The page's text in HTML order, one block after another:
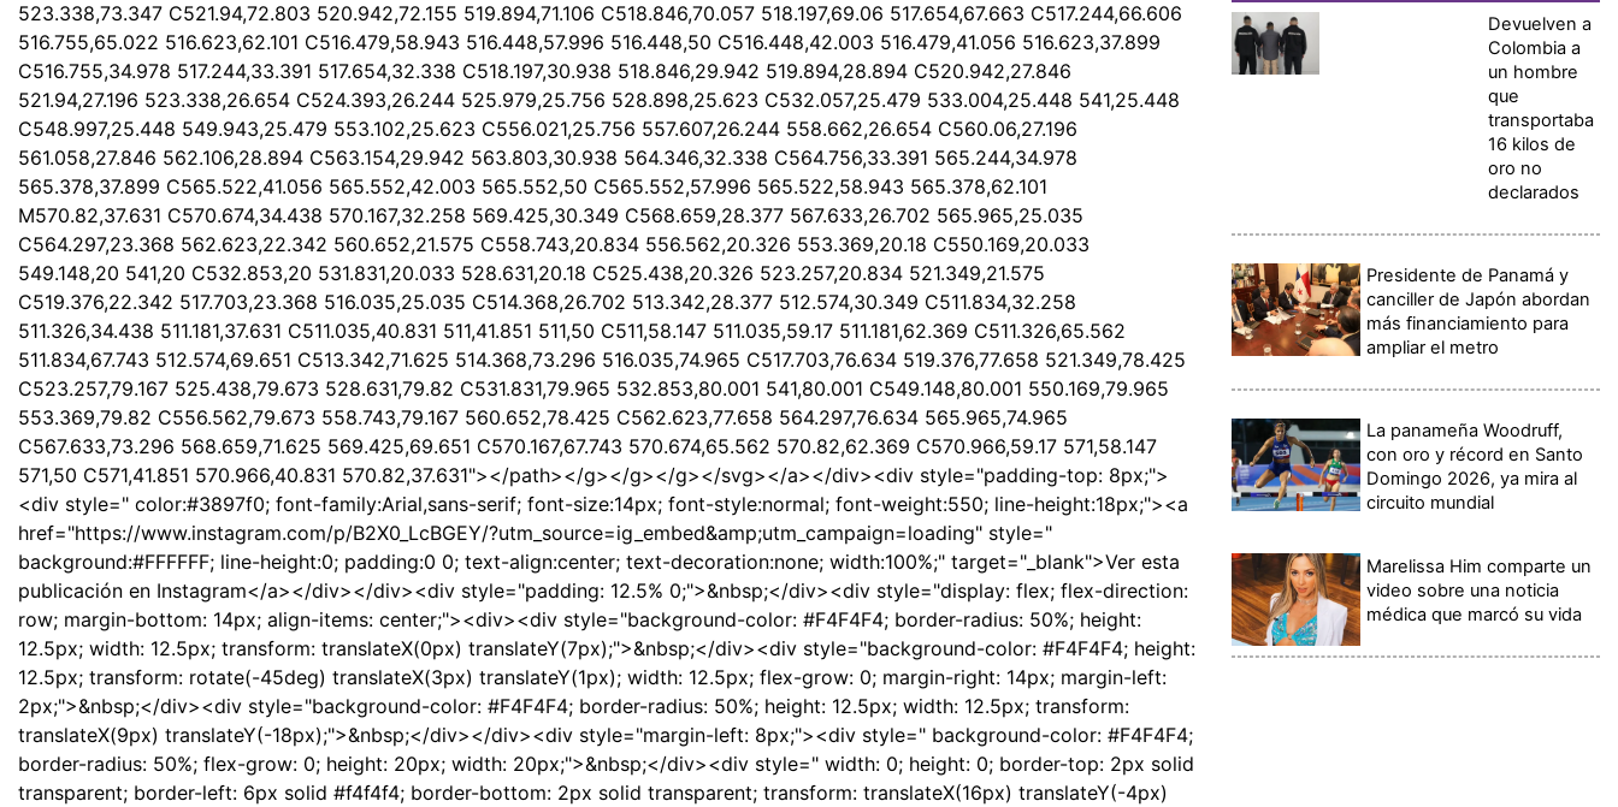
523.338,73.347 C521.94,72.803 520.942,72.155 519.894,71.106 C518.846,70.057 518.197,69.06 517.654,67.663 C517.244,66.606
516.755,65.022 516.623,62.101 C516.479,58.943 516.448,57.996 516.448,50 C516.448,42.003 516.479,41.056 516.623,37.899
C516.755,34.978 517.244,33.391 517.654,32.338 C518.197,30.938 518.846,29.942 519.894,28.894 C520.942,27.846
521.94,27.196 523.338,26.654 C524.393,26.244 525.979,25.756 528.898,25.623 C532.057,25.479 533.004,25.448 541,25.448
C548.997,25.448 549.943,25.479 553.102,25.623 C556.021,25.756 557.607,26.244 558.662,26.654 C560.06,27.196
561.058,27.846 562.106,28.894 C563.154,29.942 563.803,30.938 564.346,32.338 C564.756,33.391 565.244,34.978
565.378,37.899 C565.522,41.056 565.552,42.003 565.552,50 C565.552,57.996 565.522,58.943 565.378,62.101
M570.82,37.631 C570.674,34.438 570.167,32.258 569.425,30.349 C568.659,28.377 567.633,26.702 565.965,25.035
C564.297,23.368 562.623,22.342 560.652,21.575 C558.743,20.834 556.562,20.326 553.369,20.18 C550.169,20.033
549.148,20 541,20 C532.853,20 531.831,20.033 528.631,20.18 C525.438,20.326 523.257,20.834 521.349,21.575
C519.376,22.342 517.703,23.368 516.035,25.035 C514.368,26.702 513.342,28.377 512.574,30.349 C511.834,32.258
511.326,34.438 511.181,37.631 C511.035,40.831 511,41.851 511,50 C511,58.147 511.035,59.17 511.181,62.369 C511.326,65.562
511.834,67.743 512.574,69.651 C513.342,71.625 514.368,73.296 516.035,74.965 C517.703,76.634 519.376,77.658 521.349,78.425
C523.257,79.167 525.438,79.673 528.631,79.82 C531.831,79.965 532.853,80.001 541,80.001 C549.148,80.001 550.169,79.965
553.369,79.82 C556.562,79.673 558.743,79.167 560.652,78.425 C562.623,77.658 564.297,76.634 565.965,74.965
C567.633,73.296 568.659,71.625 569.425,69.651 C570.167,67.743 570.674,65.562 570.82,62.369 C570.966,59.17 571,58.147
571,50 C571,41.851 570.966,40.831 570.82,37.631"></path></g></g></g></svg></a></div><div style="padding-top: 8px;">
<div style=" color:#3897f0; font-family:Arial,sans-serif; font-size:14px; font-style:normal; font-weight:550; line-height:18px;"><a
href="https://www.instagram.com/p/B2X0_LcBGEY/?utm_source=ig_embed&amp;utm_campaign=loading" style="
background:#FFFFFF; line-height:0; padding:0 0; text-align:center; text-decoration:none; width:100%;" target="_blank">Ver esta
publicación en Instagram</a></div></div><div style="padding: 12.5% 0;">&nbsp;</div><div style="display: flex; flex-direction:
row; margin-bottom: 14px; align-items: center;"><div><div style="background-color: #F4F4F4; border-radius: 50%; height:
12.5px; width: 12.5px; transform: translateX(0px) translateY(7px);">&nbsp;</div><div style="background-color: #F4F4F4; height:
12.5px; transform: rotate(-45deg) translateX(3px) translateY(1px); width: 12.5px; flex-grow: 0; margin-right: 14px; margin-left:
2px;">&nbsp;</div><div style="background-color: #F4F4F4; border-radius: 50%; height: 12.5px; width: 12.5px; transform:
translateX(9px) translateY(-18px);">&nbsp;</div></div><div style="margin-left: 8px;"><div style=" background-color: #F4F4F4;
border-radius: 50%; flex-grow: 0; height: 20px; width: 20px;">&nbsp;</div><div style=" width: 0; height: 0; border-top: 2px solid
transparent; border-left: 6px solid #f4f4f4; border-bottom: 2px solid transparent; transform: translateX(16px) translateY(-4px)
Devuelven a
Colombia a
un hombre
que
transportaba
16 kilos de
oro no
declarados
Presidente de Panamá y
canciller de Japón abordan
más financiamiento para
ampliar el metro
La panameña Woodruff,
con oro y récord en Santo
Domingo 2026, ya mira al
circuito mundial
Marelissa Him comparte un
video sobre una noticia
médica que marcó su vida